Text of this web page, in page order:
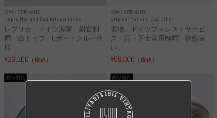
WWII GERMANY
Repro Hat and Cap Kriegsmarine
レプリカ ドイツ海軍 尉官制
帽 白トップ Uボートクルー仕
様
¥23,100 （税込）
WWII GERMANY
Original Hat and Cap Other
実物 ドイツフォレストサービ
ス 兵・下士官用制帽 状態良
い...
¥99,000 （税込）
売り切れ 売り切れ